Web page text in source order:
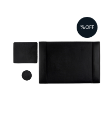
%OFF